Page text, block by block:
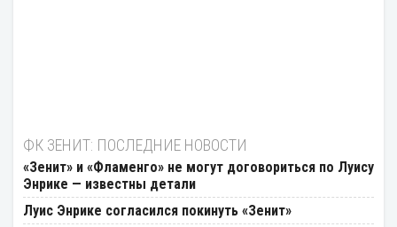
ФК ЗЕНИТ: ПОСЛЕДНИЕ НОВОСТИ
«Зенит» и «Фламенго» не могут договориться по Луису
Энрике — известны детали
Луис Энрике согласился покинуть «Зенит»